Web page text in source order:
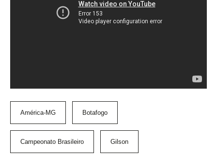
América-MG Botafogo
Campeonato Brasileiro Gilson